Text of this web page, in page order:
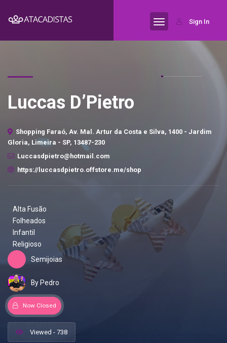
Sign In
Luccas D’Pietro
Shopping Faraó, Av. Mal. Artur da Costa e Silva, 1400 - Jardim
Gloria, Limeira - SP, 13487-230
Luccasdpietro@hotmail.com
https://luccasdpietro.offstore.me/shop
Alta Fusão
Folheados
Infantil
Religioso
Semijoias
By Pedro
Now Closed
Viewed - 738